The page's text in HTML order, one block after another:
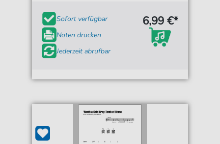
Sofort verfügbar
Noten drucken
Jederzeit abrufbar
6,99 €*